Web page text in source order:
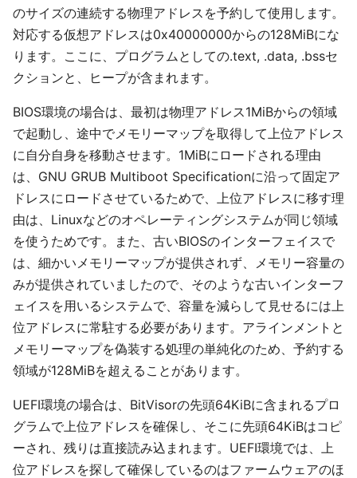
のサイズの連続する物理アドレスを予約して使用します。
対応する仮想アドレスは0x40000000からの128MiBにな
ります。ここに、プログラムとしての.text, .data, .bssセ
クションと、ヒープが含まれます。
BIOS環境の場合は、最初は物理アドレス1MiBからの領域
で起動し、途中でメモリーマップを取得して上位アドレス
に自分自身を移動させます。1MiBにロードされる理由
は、GNU GRUB Multiboot Specificationに沿って固定ア
ドレスにロードさせているためで、上位アドレスに移す理
由は、Linuxなどのオペレーティングシステムが同じ領域
を使うためです。また、古いBIOSのインターフェイスで
は、細かいメモリーマップが提供されず、メモリー容量の
みが提供されていましたので、そのような古いインターフ
ェイスを用いるシステムで、容量を減らして見せるには上
位アドレスに常駐する必要があります。アラインメントと
メモリーマップを偽装する処理の単純化のため、予約する
領域が128MiBを超えることがあります。
UEFI環境の場合は、BitVisorの先頭64KiBに含まれるプロ
グラムで上位アドレスを確保し、そこに先頭64KiBはコピ
ーされ、残りは直接読み込まれます。UEFI環境では、上
位アドレスを探して確保しているのはファームウェアのほ